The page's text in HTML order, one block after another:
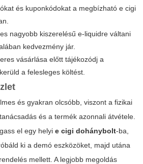
és kuponkódokat a megbízható e cigi
nagyobb kiszerelésű e-liquidre váltani
kedvezmény jár.
vásárlása előtt tájékozódj a
a felesleges költést.
és gyakran olcsóbb, viszont a fizikai
és a termék azonnali átvétele.
el egy helyi e cigi dohánybolt-ba,
ki a demó eszközöket, majd utána
mellett. A legjobb megoldás